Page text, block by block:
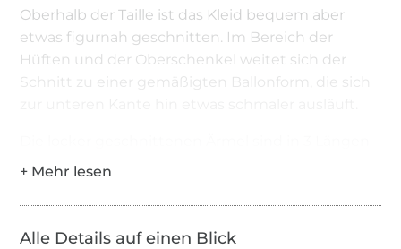
Oberhalb der Taille ist das Kleid bequem aber
etwas figurnah geschnitten. Im Bereich der
Hüften und der Oberschenkel weitet sich der
Schnitt zu einer gemäßigten Ballonform, die sich
im Schnittmuster markiert.
Alle Details auf einen Blick